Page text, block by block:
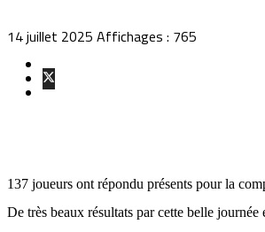
14 juillet 2025 Affichages : 765
137 joueurs ont répondu présents pour la
De très beaux résultats par cette belle